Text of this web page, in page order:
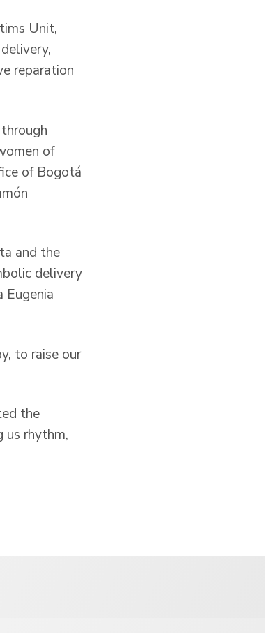
Unit,
reparation
of
of Bogotá
and the
delivery
Eugenia
to raise our
the
us rhythm,